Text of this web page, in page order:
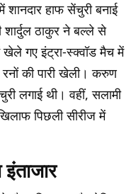
हाफ सेंचुरी बनाई
ठाकुर ने बल्ले से
खेले गए इंट्रा-स्क्वॉड मैच में
की पारी खेली। करुण
लगाई थी। वहीं, सलामी
पिछली सीरीज में